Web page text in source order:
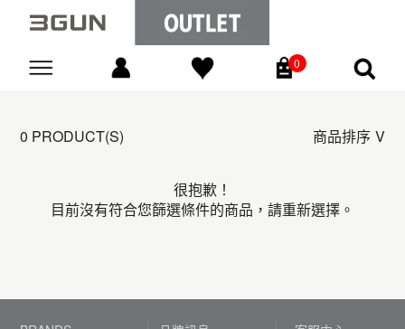
0
0 PRODUCT(S) 商品排序
很抱歉！
目前沒有符合您篩選條件的商品，請重新選擇。